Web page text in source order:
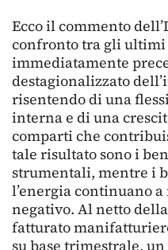
Ecco il commento
confronto tra gli
immediatamente
destagionalizzato
risentendo di una
interna e di una
comparti che
tale risultato sono i
strumentali, mentre i
l’energia continuano
negativo. Al netto
fatturato
su base trimestrale,